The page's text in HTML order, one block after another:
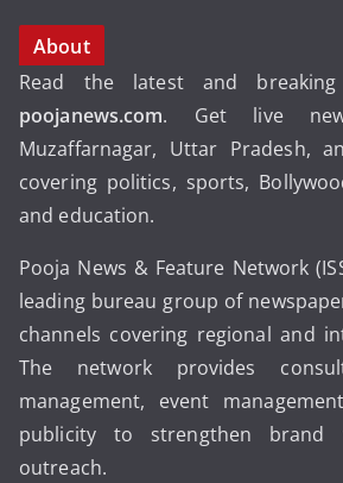
About
Read the latest and
poojanews.com. Get live
Muzaffarnagar, Uttar Pradesh,
covering politics, sports,
and education.
Pooja News & Feature Network
leading bureau group of
channels covering regional and
The network provides
management, event
publicity to strengthen brand
outreach.